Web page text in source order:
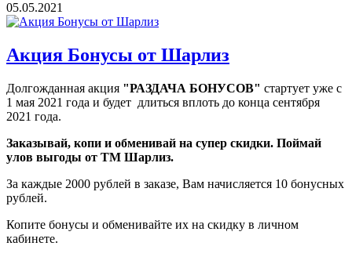
05.05.2021
Акция Бонусы от Шарлиз
Долгожданная акция "РАЗДАЧА БОНУСОВ" стартует уже с
1 мая 2021 года и будет длиться вплоть до конца сентября
2021 года.
Заказывай, копи и обменивай на супер скидки. Поймай
улов выгоды от ТМ Шарлиз.
За каждые 2000 рублей в заказе, Вам начисляется 10 бонусных
рублей.
Копите бонусы и обменивайте их на скидку в личном
кабинете.